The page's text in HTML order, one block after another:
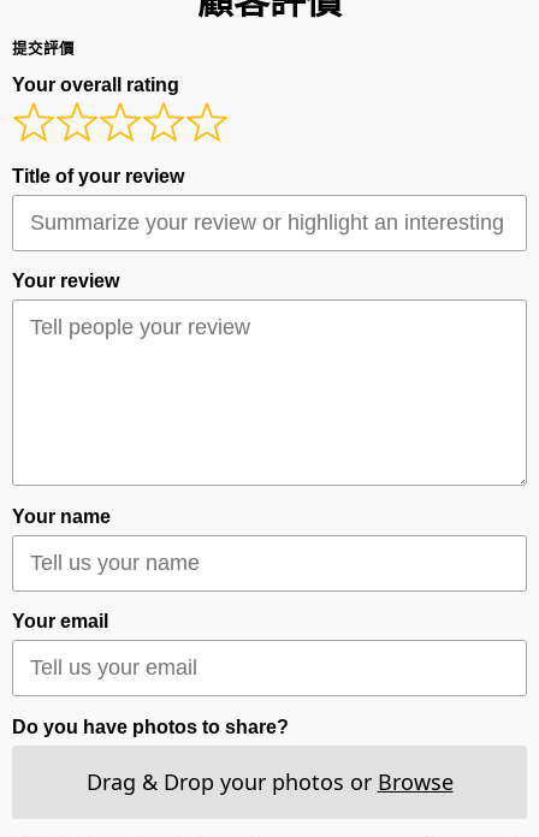
提交評價
Your overall rating
Title of your review
Your review
Your name
Your email
Do you have photos to share?
Drag & Drop your photos or Browse